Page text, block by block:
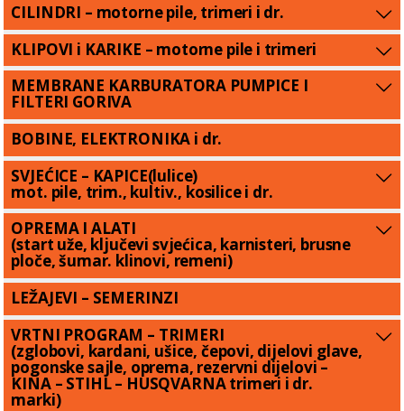
CILINDRI – motorne pile, trimeri i dr.
KLIPOVI i KARIKE – motorne pile i trimeri
MEMBRANE KARBURATORA PUMPICE I
FILTERI GORIVA
BOBINE, ELEKTRONIKA i dr.
SVJEĆICE – KAPICE(lulice)
mot. pile, trim., kultiv., kosilice i dr.
OPREMA I ALATI
(start uže, ključevi svjećica, karnisteri, brusne
ploče, šumar. klinovi, remeni)
LEŽAJEVI – SEMERINZI
VRTNI PROGRAM – TRIMERI
(zglobovi, kardani, ušice, čepovi, dijelovi glave,
pogonske sajle, oprema, rezervni dijelovi –
KINA – STIHL – HUSQVARNA trimeri i dr.
marki)